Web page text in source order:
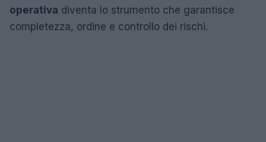
operativa diventa lo strumento che garantisce
completezza, ordine e controllo dei rischi.